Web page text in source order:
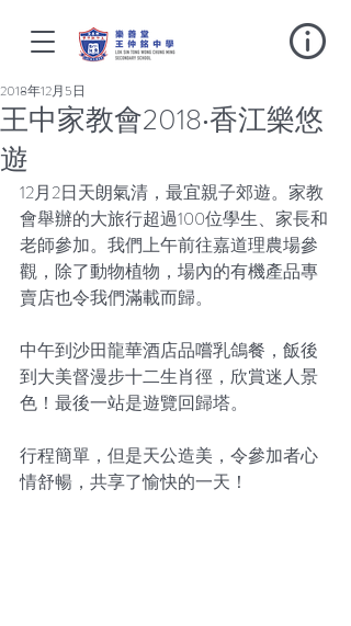
王中家教會2018‧香江樂悠
遊
2018年12月5日
12月2日天朗氣清，最宜親子郊遊。家教
會舉辦的大旅行超過100位學生、家長和
老師參加。我們上午前往嘉道理農場參
觀，除了動物植物，場內的有機產品專
賣店也令我們滿載而歸。
中午到沙田龍華酒店品嚐乳鴿餐，飯後
到大美督漫步十二生肖徑，欣賞迷人景
色！最後一站是遊覽回歸塔。
行程簡單，但是天公造美，令參加者心
情舒暢，共享了愉快的一天！